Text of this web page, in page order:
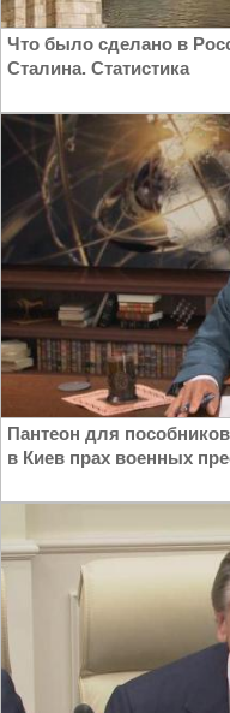
Что было сделано в
Сталина. Статистика
Пантеон для
в Киев прах военных